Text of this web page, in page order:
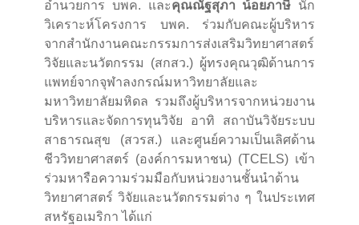
อำนวยการ บพค. และคุณณัฐสุภา น้อยภาษี นัก
วิเคราะห์โครงการ บพค. ร่วมกับคณะผู้บริหาร
จากสำนักงานคณะกรรมการส่งเสริมวิทยาศาสตร์
วิจัยและนวัตกรรม (สกสว.) ผู้ทรงคุณวุฒิด้านการ
แพทย์จากจุฬาลงกรณ์มหาวิทยาลัยและ
มหาวิทยาลัยมหิดล รวมถึงผู้บริหารจากหน่วยงาน
บริหารและจัดการทุนวิจัย อาทิ สถาบันวิจัยระบบ
สาธารณสุข (สวรส.) และศูนย์ความเป็นเลิศด้าน
ชีววิทยาศาสตร์ (องค์การมหาชน) (TCELS) เข้า
ร่วมหารือความร่วมมือกับหน่วยงานชั้นนำด้าน
วิทยาศาสตร์ วิจัยและนวัตกรรมต่าง ๆ ในประเทศ
สหรัฐอเมริกา ได้แก่